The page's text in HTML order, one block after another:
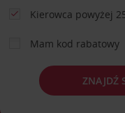
Kierowca powyżej
Mam kod rabatowy
ZNAJDŹ